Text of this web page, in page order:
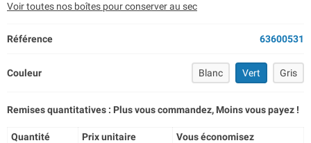
Voir toutes nos boîtes pour conserver au sec
Référence 63600531
Couleur Blanc Vert Gris
Remises quantitatives : Plus vous commandez, Moins vous payez !
Quantité Prix unitaire
Vous économisez